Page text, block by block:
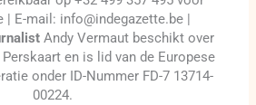
| E-mail: info@indegazette.be |
Andy Vermaut beschikt over
en is lid van de Europese
onder ID-Nummer FD-7 13714-
00224.